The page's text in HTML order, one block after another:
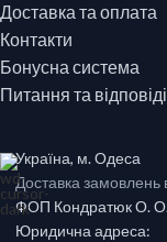
Доставка та оплата
Контакти
Бонусна система
Питання та відповіді
Україна, м. Одеса
Доставка замовлень
ФОП Кондратюк О.
Юридична адреса: